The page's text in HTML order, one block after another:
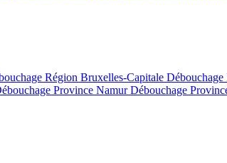
Région Bruxelles-Capitale
Province NamurDébouchage